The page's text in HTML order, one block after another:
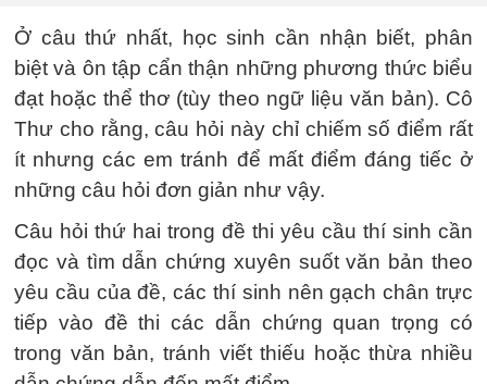
Ở câu thứ nhất, học sinh cần nhận biết, phân
biệt và ôn tập cẩn thận những phương thức biểu
đạt hoặc thể thơ (tùy theo ngữ liệu văn bản). Cô
Thư cho rằng, câu hỏi này chỉ chiếm số điểm rất
ít nhưng các em tránh để mất điểm đáng tiếc ở
những câu hỏi đơn giản như vậy.
Câu hỏi thứ hai trong đề thi yêu cầu thí sinh cần
đọc và tìm dẫn chứng xuyên suốt văn bản theo
yêu cầu của đề, các thí sinh nên gạch chân trực
tiếp vào đề thi các dẫn chứng quan trọng có
trong văn bản, tránh viết thiếu hoặc thừa nhiều